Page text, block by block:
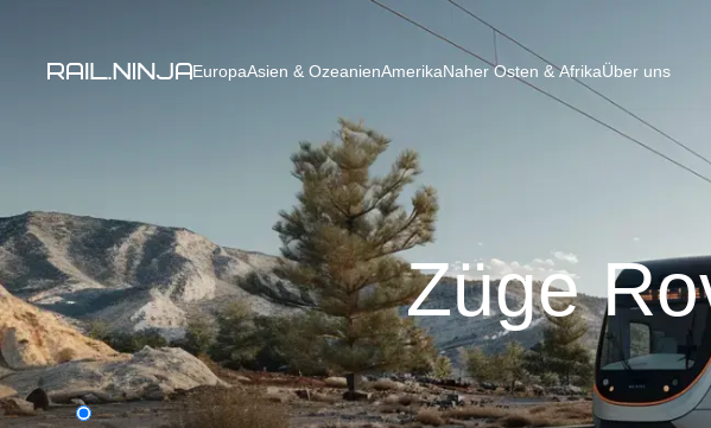
EuropaAsien & OzeanienAmerikaNaher Osten & AfrikaÜber uns
Züge